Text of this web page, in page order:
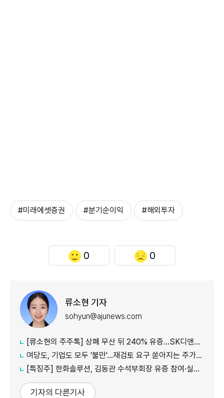
#미래에셋증권 #분기순이익 #해외투자
0 0
류소현 기자
sohyun@ajunews.com
[류소현의 주주톡] 상폐 무산 뒤 240% 유증…SK디앤디는 주주를 설득했나?
여당도, 기업도 모두 '불만'...재검토 요구 쏟아지는 주가누르기 방지 세제개편안
[특징주] 한화솔루션, 김동관 수석부회장 유증 참여·실적 개선 기대에 16% 강세
기자의 다른기사